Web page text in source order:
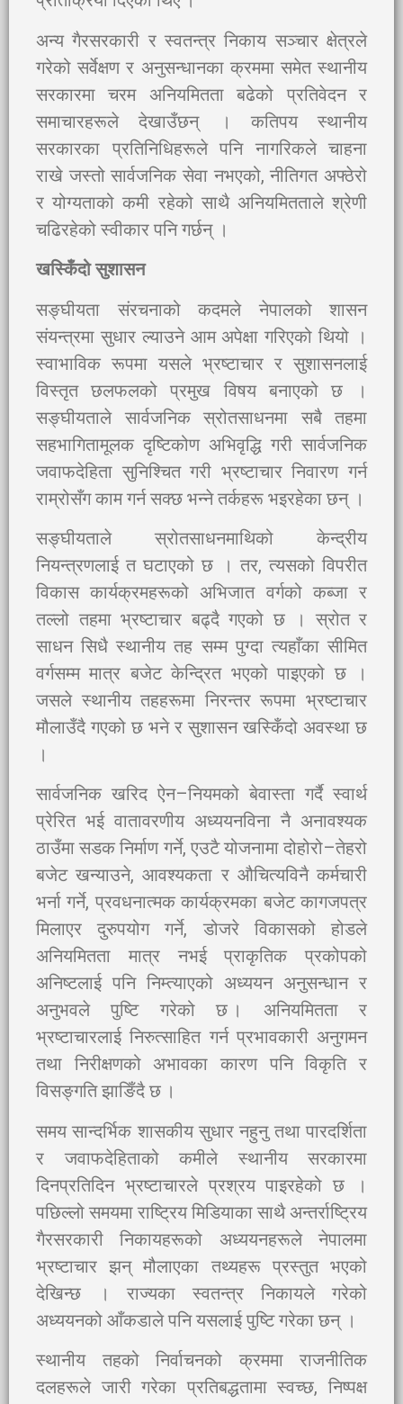
अन्य गैरसरकारी र स्वतन्त्र निकाय सञ्चार क्षेत्रले
गरेको सर्वेक्षण र अनुसन्धानका क्रममा समेत स्थानीय
सरकारमा चरम अनियमितता बढेको प्रतिवेदन र
समाचारहरूले देखाउँछन् । कतिपय स्थानीय
सरकारका प्रतिनिधिहरूले पनि नागरिकले चाहना
राखे जस्तो सार्वजनिक सेवा नभएको, नीतिगत अफ्ठेरो
र योग्यताको कमी रहेको साथै अनियमितताले श्रेणी
चढिरहेको स्वीकार पनि गर्छन् ।
खस्किँदो सुशासन
सङ्घीयता संरचनाको कदमले नेपालको शासन
संयन्त्रमा सुधार ल्याउने आम अपेक्षा गरिएको थियो ।
स्वाभाविक रूपमा यसले भ्रष्टाचार र सुशासनलाई
विस्तृत छलफलको प्रमुख विषय बनाएको छ ।
सङ्घीयताले सार्वजनिक स्रोतसाधनमा सबै तहमा
सहभागितामूलक दृष्टिकोण अभिवृद्धि गरी सार्वजनिक
जवाफदेहिता सुनिश्चित गरी भ्रष्टाचार निवारण गर्न
राम्रोसँग काम गर्न सक्छ भन्ने तर्कहरू भइरहेका छन् ।
सङ्घीयताले स्रोतसाधनमाथिको केन्द्रीय
नियन्त्रणलाई त घटाएको छ । तर, त्यसको विपरीत
विकास कार्यक्रमहरूको अभिजात वर्गको कब्जा र
तल्लो तहमा भ्रष्टाचार बढ्दै गएको छ । स्रोत र
साधन सिधै स्थानीय तह सम्म पुग्दा त्यहाँका सीमित
वर्गसम्म मात्र बजेट केन्द्रित भएको पाइएको छ ।
जसले स्थानीय तहहरूमा निरन्तर रूपमा भ्रष्टाचार
मौलाउँदै गएको छ भने र सुशासन खस्किँदो अवस्था छ
।
सार्वजनिक खरिद ऐन–नियमको बेवास्ता गर्दै स्वार्थ
प्रेरित भई वातावरणीय अध्ययनविना नै अनावश्यक
ठाउँमा सडक निर्माण गर्ने, एउटै योजनामा दोहोरो–तेहरो
बजेट खन्याउने, आवश्यकता र औचित्यविनै कर्मचारी
भर्ना गर्ने, प्रवधनात्मक कार्यक्रमका बजेट कागजपत्र
मिलाएर दुरुपयोग गर्ने, डोजरे विकासको होडले
अनियमितता मात्र नभई प्राकृतिक प्रकोपको
अनिष्टलाई पनि निम्त्याएको अध्ययन अनुसन्धान र
अनुभवले पुष्टि गरेको छ । अनियमितता र
भ्रष्टाचारलाई निरुत्साहित गर्न प्रभावकारी अनुगमन
तथा निरीक्षणको अभावका कारण पनि विकृति र
विसङ्गति झाङिँदै छ ।
समय सान्दर्भिक शासकीय सुधार नहुनु तथा पारदर्शिता
र जवाफदेहिताको कमीले स्थानीय सरकारमा
दिनप्रतिदिन भ्रष्टाचारले प्रश्रय पाइरहेको छ ।
पछिल्लो समयमा राष्ट्रिय मिडियाका साथै अन्तर्राष्ट्रिय
गैरसरकारी निकायहरूको अध्ययनहरूले नेपालमा
भ्रष्टाचार झन् मौलाएका तथ्यहरू प्रस्तुत भएको
देखिन्छ । राज्यका स्वतन्त्र निकायले गरेको
अध्ययनको आँकडाले पनि यसलाई पुष्टि गरेका छन् ।
स्थानीय तहको निर्वाचनको क्रममा राजनीतिक
दलहरूले जारी गरेका प्रतिबद्धतामा स्वच्छ, निष्पक्ष